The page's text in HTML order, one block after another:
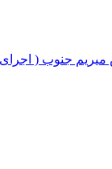
میریم جنوب (